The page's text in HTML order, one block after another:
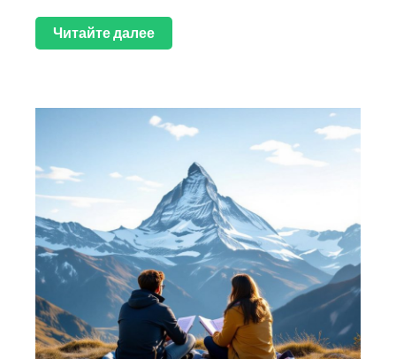
Читайте далее